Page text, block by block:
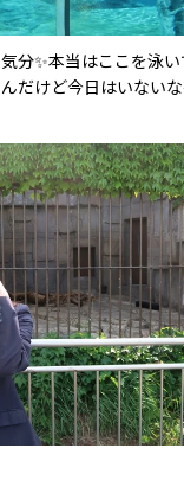
分✨本当はここを泳
だけど今日はいない